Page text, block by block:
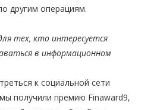
другим операциям.
тех, кто интересуется
в информационном
к социальной сети
получили премию Finaward9,